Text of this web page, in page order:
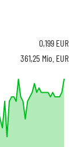
0,199 EUR
361,25 Mio. EUR